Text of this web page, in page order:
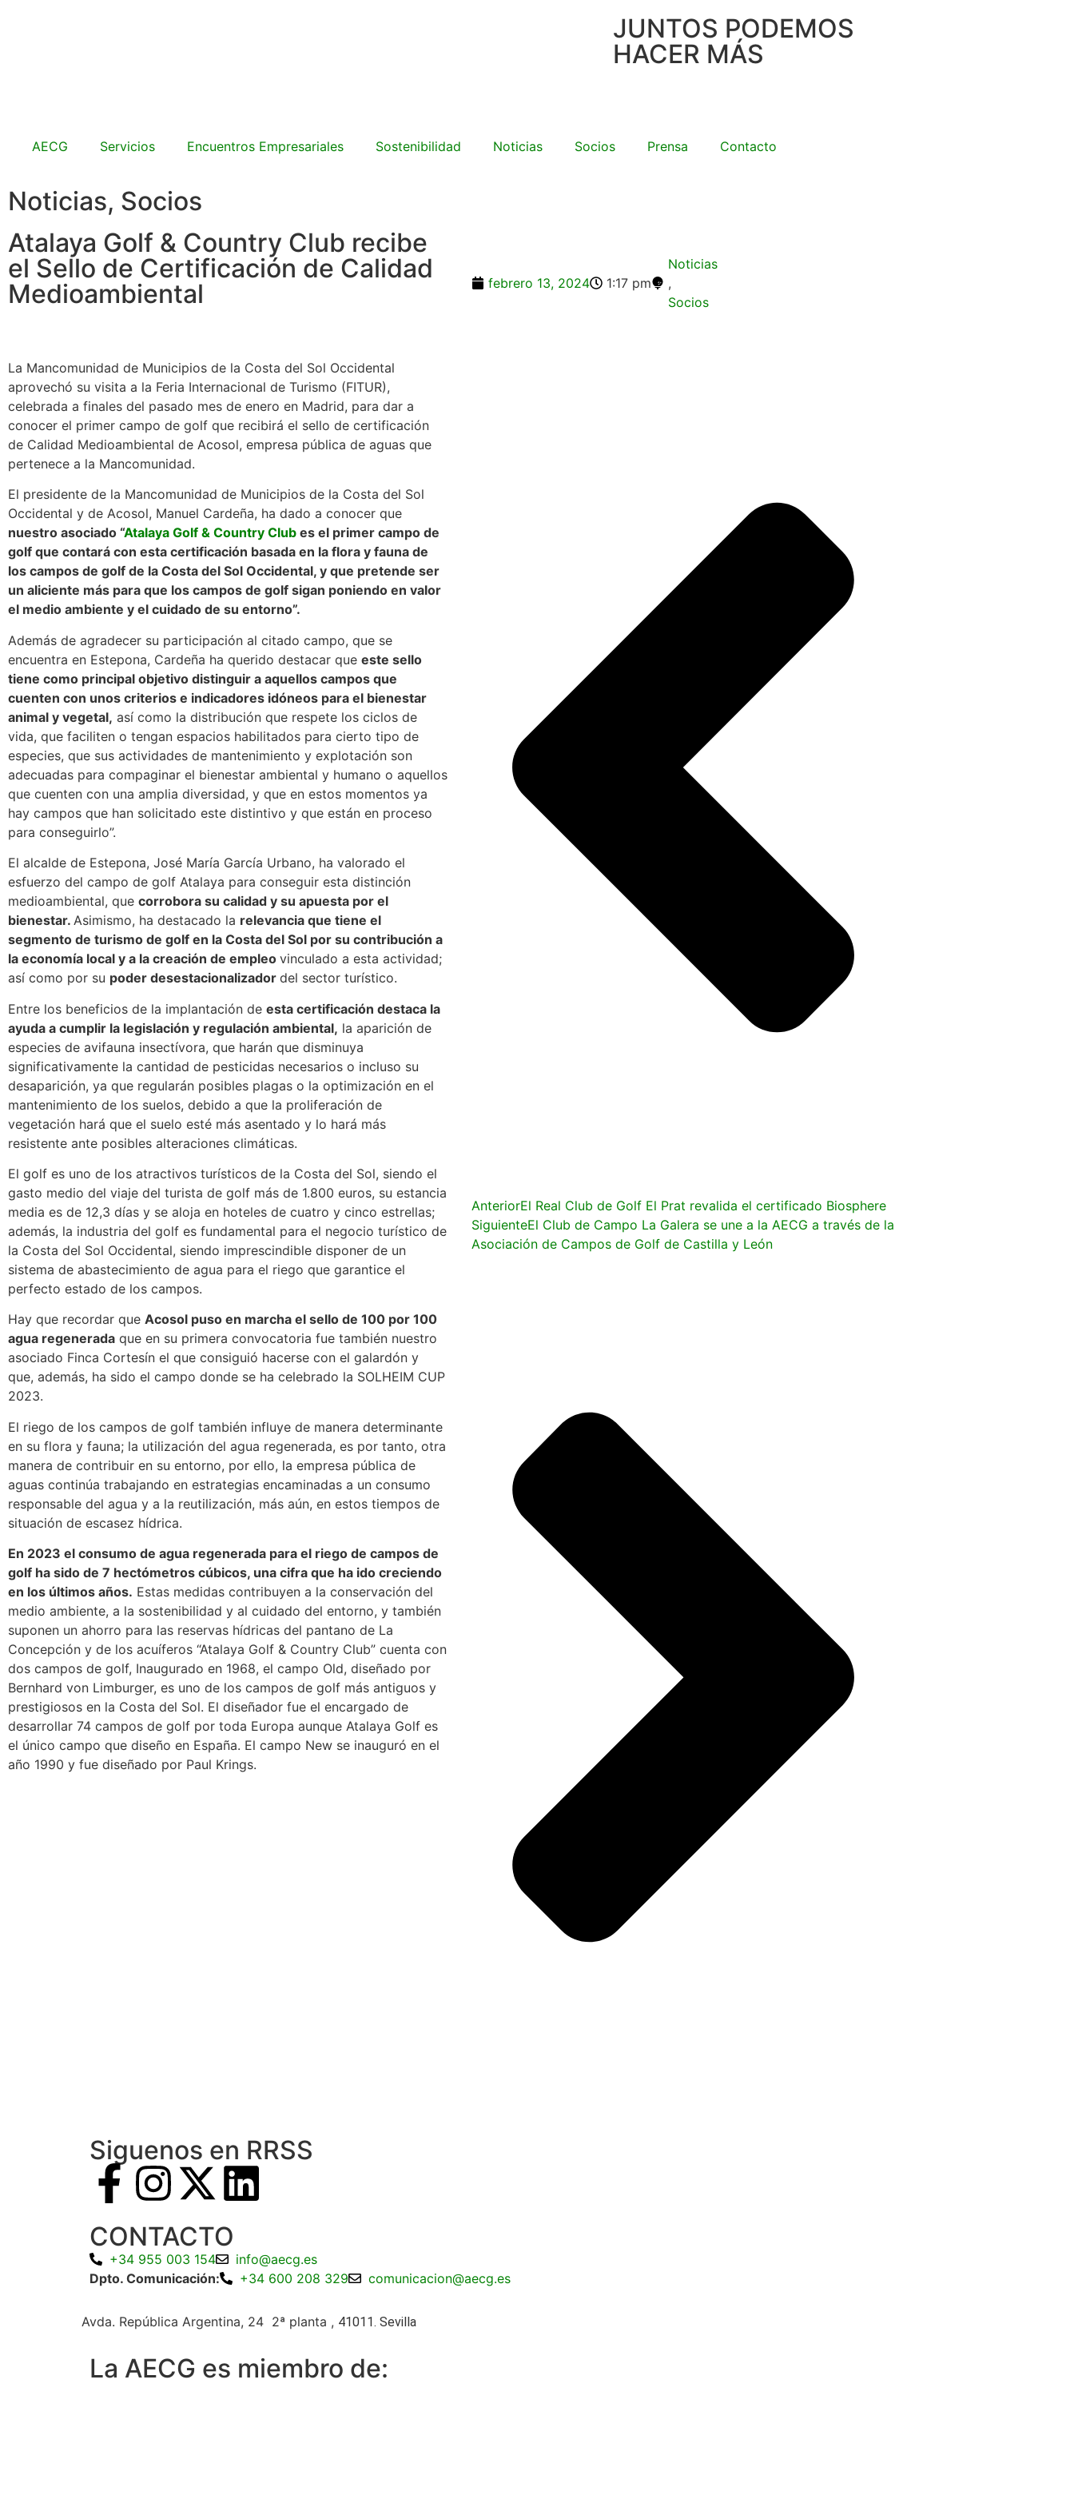
JUNTOS PODEMOS
HACER MÁS
AECG Servicios Encuentros Empresariales Sostenibilidad Noticias Socios Prensa Contacto
Noticias, Socios
Atalaya Golf & Country Club recibe
el Sello de Certificación de Calidad
Medioambiental
La Mancomunidad de Municipios de la Costa del Sol Occidental
aprovechó su visita a la Feria Internacional de Turismo (FITUR),
celebrada a finales del pasado mes de enero en Madrid, para dar a
conocer el primer campo de golf que recibirá el sello de certificación
de Calidad Medioambiental de Acosol, empresa pública de aguas que
pertenece a la Mancomunidad.
El presidente de la Mancomunidad de Municipios de la Costa del Sol
Occidental y de Acosol, Manuel Cardeña, ha dado a conocer que
nuestro asociado “Atalaya Golf & Country Club es el primer campo de
golf que contará con esta certificación basada en la flora y fauna de
los campos de golf de la Costa del Sol Occidental, y que pretende ser
un aliciente más para que los campos de golf sigan poniendo en valor
el medio ambiente y el cuidado de su entorno”.
Además de agradecer su participación al citado campo, que se
encuentra en Estepona, Cardeña ha querido destacar que este sello
tiene como principal objetivo distinguir a aquellos campos que
cuenten con unos criterios e indicadores idóneos para el bienestar
animal y vegetal, así como la distribución que respete los ciclos de
vida, que faciliten o tengan espacios habilitados para cierto tipo de
especies, que sus actividades de mantenimiento y explotación son
adecuadas para compaginar el bienestar ambiental y humano o aquellos
que cuenten con una amplia diversidad, y que en estos momentos ya
hay campos que han solicitado este distintivo y que están en proceso
para conseguirlo”.
El alcalde de Estepona, José María García Urbano, ha valorado el
esfuerzo del campo de golf Atalaya para conseguir esta distinción
medioambiental, que corrobora su calidad y su apuesta por el
bienestar. Asimismo, ha destacado la relevancia que tiene el
segmento de turismo de golf en la Costa del Sol por su contribución a
la economía local y a la creación de empleo vinculado a esta actividad;
así como por su poder desestacionalizador del sector turístico.
Entre los beneficios de la implantación de esta certificación destaca la
ayuda a cumplir la legislación y regulación ambiental, la aparición de
especies de avifauna insectívora, que harán que disminuya
significativamente la cantidad de pesticidas necesarios o incluso su
desaparición, ya que regularán posibles plagas o la optimización en el
mantenimiento de los suelos, debido a que la proliferación de
vegetación hará que el suelo esté más asentado y lo hará más
resistente ante posibles alteraciones climáticas.
El golf es uno de los atractivos turísticos de la Costa del Sol, siendo el
gasto medio del viaje del turista de golf más de 1.800 euros, su estancia
media es de 12,3 días y se aloja en hoteles de cuatro y cinco estrellas;
además, la industria del golf es fundamental para el negocio turístico de
la Costa del Sol Occidental, siendo imprescindible disponer de un
sistema de abastecimiento de agua para el riego que garantice el
perfecto estado de los campos.
Hay que recordar que Acosol puso en marcha el sello de 100 por 100
agua regenerada que en su primera convocatoria fue también nuestro
asociado Finca Cortesín el que consiguió hacerse con el galardón y
que, además, ha sido el campo donde se ha celebrado la SOLHEIM CUP
2023.
El riego de los campos de golf también influye de manera determinante
en su flora y fauna; la utilización del agua regenerada, es por tanto, otra
manera de contribuir en su entorno, por ello, la empresa pública de
aguas continúa trabajando en estrategias encaminadas a un consumo
responsable del agua y a la reutilización, más aún, en estos tiempos de
situación de escasez hídrica.
En 2023 el consumo de agua regenerada para el riego de campos de
golf ha sido de 7 hectómetros cúbicos, una cifra que ha ido creciendo
en los últimos años. Estas medidas contribuyen a la conservación del
medio ambiente, a la sostenibilidad y al cuidado del entorno, y también
suponen un ahorro para las reservas hídricas del pantano de La
Concepción y de los acuíferos “Atalaya Golf & Country Club” cuenta con
dos campos de golf, Inaugurado en 1968, el campo Old, diseñado por
Bernhard von Limburger, es uno de los campos de golf más antiguos y
prestigiosos en la Costa del Sol. El diseñador fue el encargado de
desarrollar 74 campos de golf por toda Europa aunque Atalaya Golf es
el único campo que diseño en España. El campo New se inauguró en el
año 1990 y fue diseñado por Paul Krings.
febrero 13, 2024 1:17 pm
Noticias
,
Socios
AnteriorEl Real Club de Golf El Prat revalida el certificado Biosphere
SiguienteEl Club de Campo La Galera se une a la AECG a través de la
Asociación de Campos de Golf de Castilla y León
Siguenos en RRSS
CONTACTO
+34 955 003 154
info@aecg.es
Dpto. Comunicación:
+34 600 208 329 comunicacion@aecg.es
Avda. República Argentina, 24 2ª planta , 41011. Sevilla
La AECG es miembro de: